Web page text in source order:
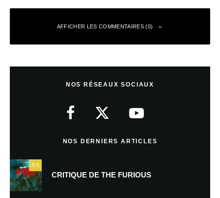
AFFICHER LES COMMENTAIRES (0)
NOS RÉSEAUX SOCIAUX
NOS DERNIERS ARTICLES
9.5
CRITIQUE DE THE FURIOUS